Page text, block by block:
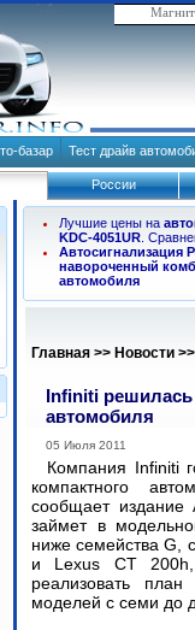
базар Тест драйв
России
Лучшие цены на
KDC-4051UR .
Автосигнализация
навороченный
автомобиля
Главная >> Новости >>
Infiniti решилась
автомобиля
05 Июля 2011
Компания Infiniti
компактного
сообщает издание
займет в
ниже семейства G,
и Lexus CT
реализовать
моделей с семи до